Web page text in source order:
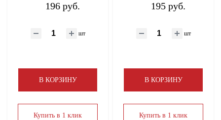
196 руб.
шт
В КОРЗИНУ
Купить в 1 клик
195 руб.
шт
В КОРЗИНУ
Купить в 1 клик